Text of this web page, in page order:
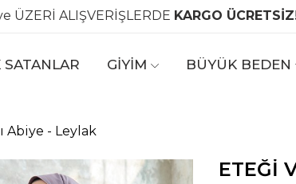
ÜZERİ ALIŞVERİŞLERDE KARGO
SATANLAR GİYİM BÜYÜK BEDEN
Abiye - Leylak
ETEĞI